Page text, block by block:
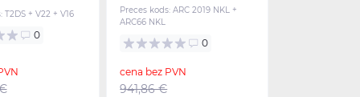
T2DS + V22 + V16
0
Preces kods:ARC 2019 NKL +
ARC66 NKL
0
cena bez PVN
941,86 €